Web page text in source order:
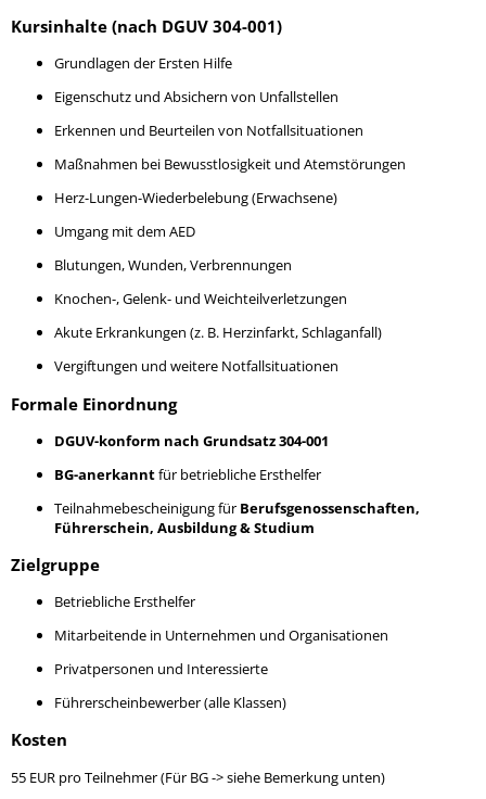
Kursinhalte (nach DGUV 304-001)
Grundlagen der Ersten Hilfe
Eigenschutz und Absichern von Unfallstellen
Erkennen und Beurteilen von Notfallsituationen
Maßnahmen bei Bewusstlosigkeit und Atemstörungen
Herz-Lungen-Wiederbelebung (Erwachsene)
Umgang mit dem AED
Blutungen, Wunden, Verbrennungen
Knochen-, Gelenk- und Weichteilverletzungen
Akute Erkrankungen (z. B. Herzinfarkt, Schlaganfall)
Vergiftungen und weitere Notfallsituationen
Formale Einordnung
DGUV-konform nach Grundsatz 304-001
BG-anerkanntfür betriebliche Ersthelfer
Teilnahmebescheinigung für Berufsgenossenschaften,
Führerschein, Ausbildung & Studium
Zielgruppe
Betriebliche Ersthelfer
Mitarbeitende in Unternehmen und Organisationen
Privatpersonen und Interessierte
Führerscheinbewerber (alle Klassen)
Kosten
55 EUR pro Teilnehmer (Für BG -> siehe Bemerkung unten)